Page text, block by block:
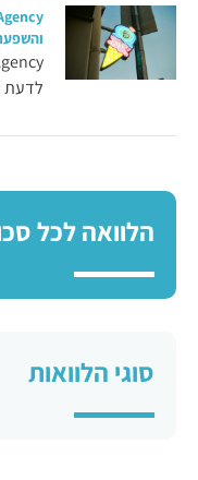
לדעת
הלוואה לכל
סוגי הלוואות